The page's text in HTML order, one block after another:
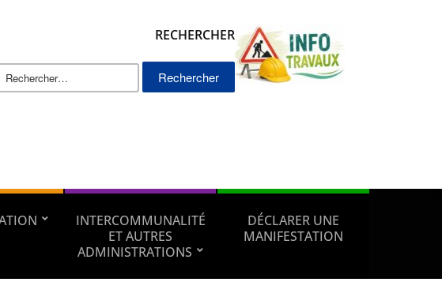
RECHERCHER
Rechercher :
INTERCOMMUNALITÉ
ET AUTRES
ADMINISTRATIONS
DÉCLARER UNE
MANIFESTATION